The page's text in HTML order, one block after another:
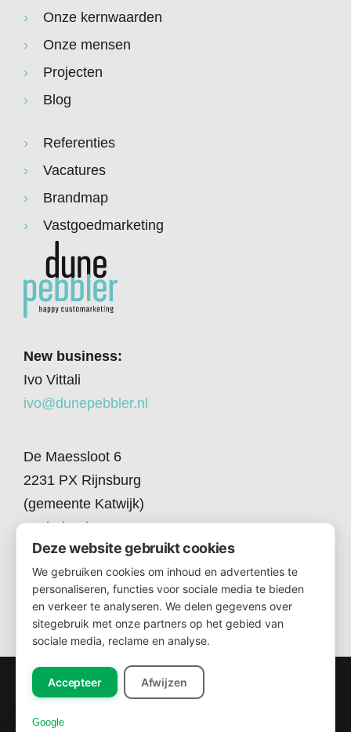
Onze kernwaarden
Onze mensen
Projecten
Blog
Referenties
Vacatures
Brandmap
Vastgoedmarketing
New business:
Ivo Vittali
ivo@dunepebbler.nl
De Maessloot 6
2231 PX Rijnsburg
(gemeente Katwijk)
Nederland
+31 71 - 40 719 61
Dune Pebbler © 2026 - alle rechten voorbehouden -
Deze website gebruikt cookies
We gebruiken cookies om inhoud en advertenties te
personaliseren, functies voor sociale media te bieden
en verkeer te analyseren. We delen gegevens over
sitegebruik met onze partners op het gebied van
sociale media, reclame en analyse.
Accepteer Afwijzen
Google